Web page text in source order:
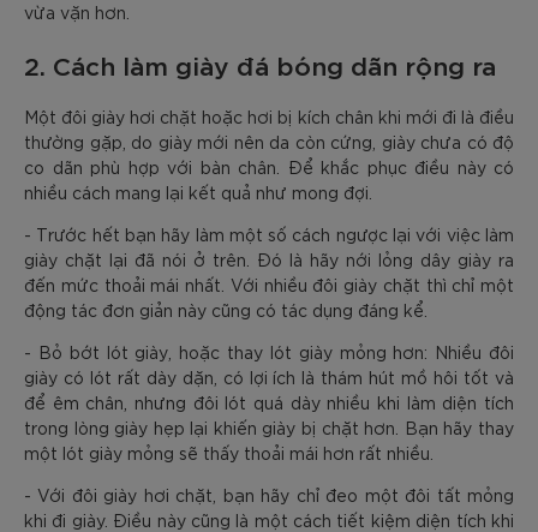
vừa vặn hơn.
2. Cách làm giày đá bóng dãn rộng ra
Một đôi giày hơi chặt hoặc hơi bị kích chân khi mới đi là điều
thường gặp, do giày mới nên da còn cứng, giày chưa có độ
co dãn phù hợp với bàn chân. Để khắc phục điều này có
nhiều cách mang lại kết quả như mong đợi.
- Trước hết bạn hãy làm một số cách ngược lại với việc làm
giày chặt lại đã nói ở trên. Đó là hãy nới lỏng dây giày ra
đến mức thoải mái nhất. Với nhiều đôi giày chặt thì chỉ một
động tác đơn giản này cũng có tác dụng đáng kể.
- Bỏ bớt lót giày, hoặc thay lót giày mỏng hơn: Nhiều đôi
giày có lót rất dày dặn, có lợi ích là thám hút mồ hôi tốt và
để êm chân, nhưng đôi lót quá dày nhiều khi làm diện tích
trong lòng giày hẹp lại khiến giày bị chặt hơn. Bạn hãy thay
một lót giày mỏng sẽ thấy thoải mái hơn rất nhiều.
- Với đôi giày hơi chặt, bạn hãy chỉ đeo một đôi tất mỏng
khi đi giày. Điều này cũng là một cách tiết kiệm diện tích khi